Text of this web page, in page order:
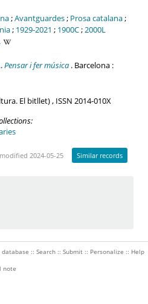
;Avantguardes; Prosa catalana;
; 1929-2021 ; 1900C;2000L
.Pensar i fer música. Barcelona :
El bitllet) , ISSN 2014-010X
2024-05-25 Similar records
:: Search:: Submit:: Personalize :: Help
note